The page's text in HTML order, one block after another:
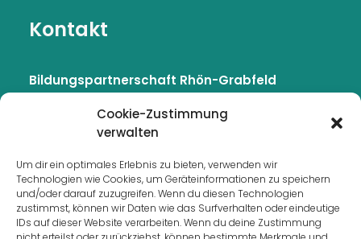
Cookie-Zustimmung
verwalten
Um dir ein optimales Erlebnis zu bieten, verwenden wir
Technologien wie Cookies, um Geräteinformationen zu speichern
und/oder darauf zuzugreifen. Wenn du diesen Technologien
zustimmst, können wir Daten wie das Surfverhalten oder eindeutige
IDs auf dieser Website verarbeiten. Wenn du deine Zustimmung
Kontakt
Bildungspartnerschaft Rhön-Grabfeld
Grabfeld e.V.
97616 Bad Neustadt
Tel.:+49 9771 6116-0
Fax:+49 9771 6116-33